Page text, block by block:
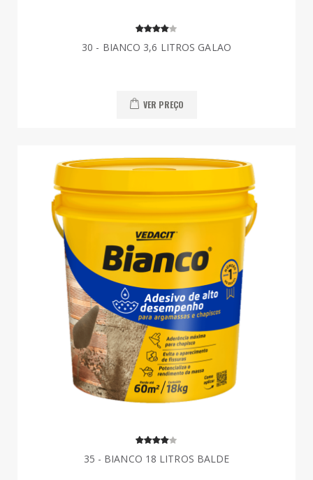
30 - BIANCO 3,6 LITROS GALAO
VER PREÇO
35 - BIANCO 18 LITROS BALDE